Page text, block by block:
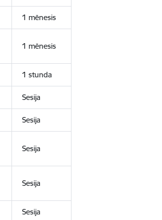
1 mēnesis
1 mēnesis
1 stunda
Sesija
Sesija
Sesija
Sesija
Sesija